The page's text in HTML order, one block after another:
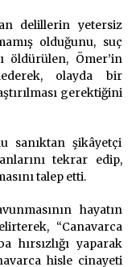
delillerin yetersiz
olduğunu, suç
öldürülen, Ömer’in
olayda bir
gerektiğini
sanıktan şikâyetçi
tekrar edip,
talep etti.
hayatın
“Canavarca
hırsızlığı yaparak
hisle cinayeti